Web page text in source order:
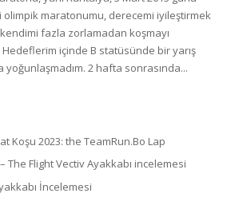
olimpik maratonumu, derecemi iyileştirmek
fazla zorlamadan koşmayı
Hedeflerim içinde B statüsünde bir yarış
yoğunlaşmadım. 2 hafta sonrasında...
Koşu 2023: the TeamRun.Bo Lap
The Flight Vectiv Ayakkabı incelemesi
İncelemesi